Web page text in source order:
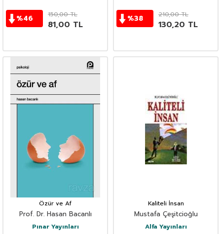
%46 150,00TL
81,00 TL
%38 210,00TL
130,20 TL
Özür ve Af
Prof. Dr. Hasan Bacanlı
Pınar Yayınları
Kaliteli İnsan
Mustafa Çeşitcioğlu
Alfa Yayınları